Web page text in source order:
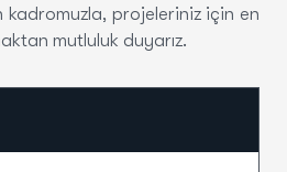
kadromuzla, projeleriniz için en
mutluluk duyarız.